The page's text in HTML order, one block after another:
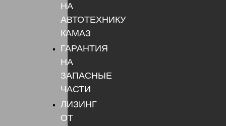
НА
АВТОТЕХНИКУ
КАМАЗ
ГАРАНТИЯ
НА
ЗАПАСНЫЕ
ЧАСТИ
ЛИЗИНГ
ОТ